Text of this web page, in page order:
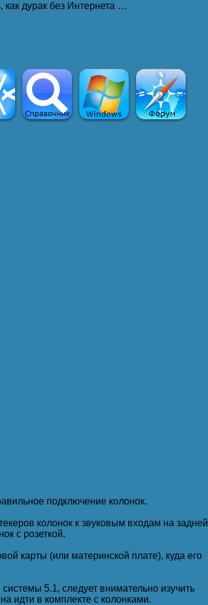
дурак без Интернета …
подключение колонок.
колонок к звуковым входам на задней
с розеткой.
карты (или материнской плате), куда его
5.1, следует внимательно изучить
идти в комплекте с колонками.